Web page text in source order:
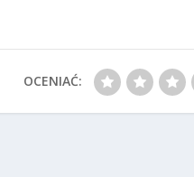
OCENIAĆ: